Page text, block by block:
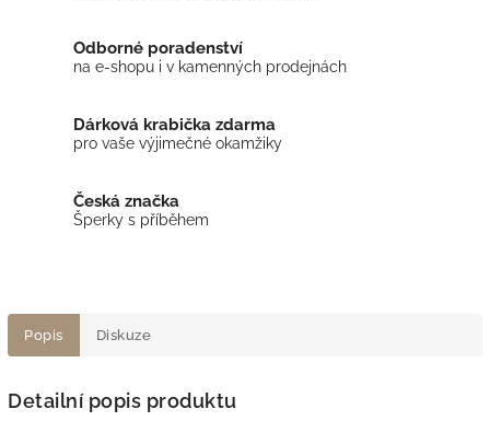
Odborné poradenství
na e-shopu i v kamenných prodejnách
Dárková krabička zdarma
pro vaše výjimečné okamžiky
Česká značka
Šperky s příběhem
Popis Diskuze
Detailní popis produktu